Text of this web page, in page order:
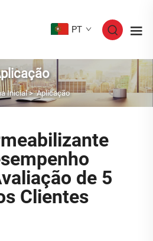
PT
Inicial>Aplicação
de 5
Clientes